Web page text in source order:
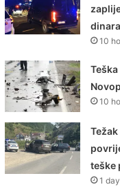
dinara
10
10
teške
1